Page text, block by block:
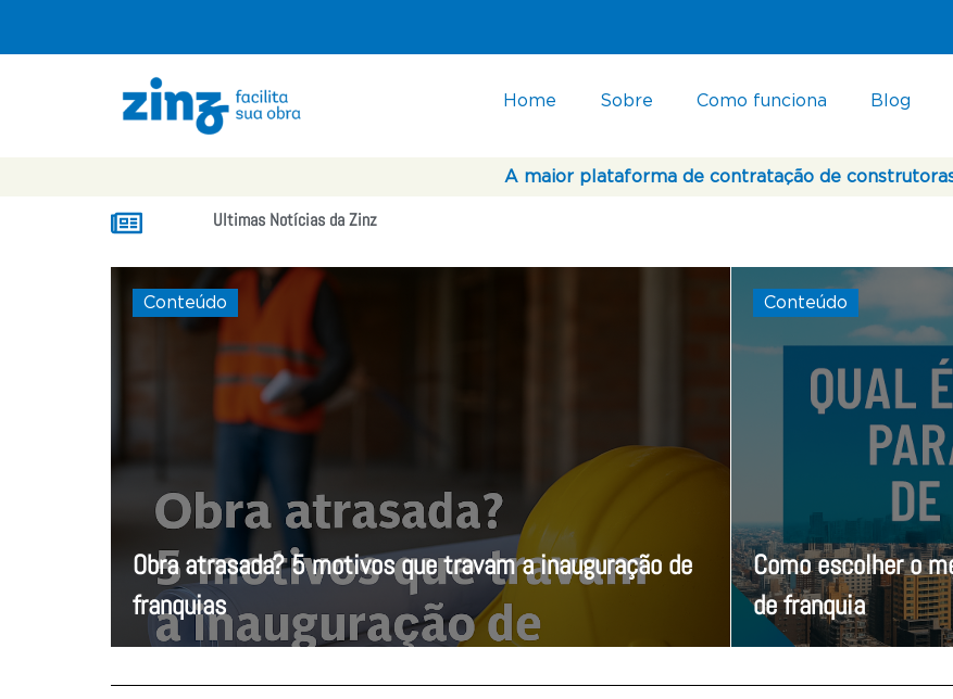
Home Sobre Como funciona Blog
A maior plataforma de contratação de
Ultimas Notícias da Zinz
Conteúdo
Obra atrasada? 5 motivos que travam a inauguração de
franquias
Conteúdo
Como escolher o
de franquia